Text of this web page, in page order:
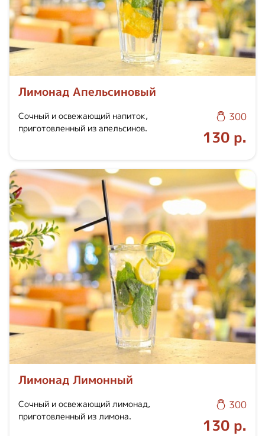
Лимонад Апельсиновый
Сочный и освежающий напиток,
приготовленный из апельсинов.
300
130 р.
Лимонад Лимонный
Сочный и освежающий лимонад,
приготовленный из лимона.
300
130 р.